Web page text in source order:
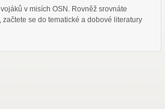
v misích OSN. Rovněž srovnáte
se do tematické a dobové literatury